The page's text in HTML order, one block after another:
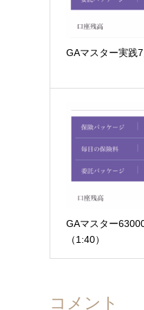
GAマスター実践7
GAマスター
（1:40）
コメント